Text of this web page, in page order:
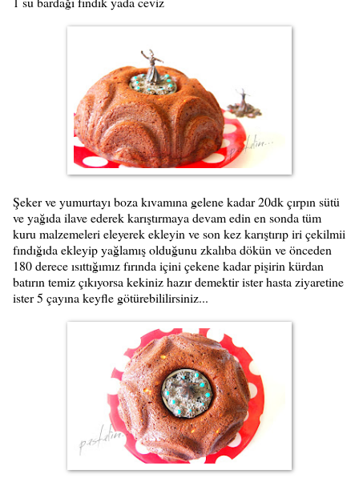
Şeker ve yumurtayı boza kıvamına gelene kadar 20dk çırpın sütü
ve yağıda ilave ederek karıştırmaya devam edin en sonda tüm
kuru malzemeleri eleyerek ekleyin ve son kez karıştırıp iri çekilmii
fındığıda ekleyip yağlamış olduğunu zkalıba dökün ve önceden
180 derece ısıttığımız fırında içini çekene kadar pişirin kürdan
batırın temiz çıkıyorsa kekiniz hazır demektir ister hasta ziyaretine
ister 5 çayına keyfle götürebililirsiniz...